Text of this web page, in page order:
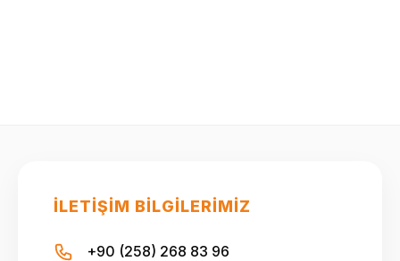
İLETIŞIM BILGILERIMIZ
+90 (258) 268 83 96